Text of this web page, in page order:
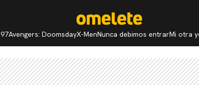
Avengers: DoomsdayX-MenNunca debimos entrarMi otra